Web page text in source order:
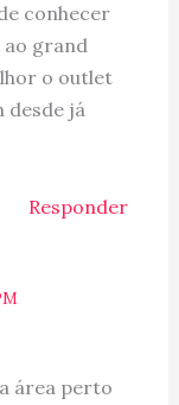
conhecer
ao grand
o outlet
desde já
Responder
área perto